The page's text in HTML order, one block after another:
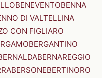
BENEVENTOBENNA
DI VALTELLINA
CON FIGLIARO
BERGANTINO
BERNAREGGIO
BERSONEBERTINORO